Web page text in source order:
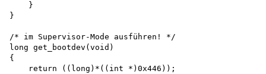
    }
}
/* im Supervisor-Mode ausführen! */
long get_bootdev(void)
{
    return ((long)*((int *)0x446));